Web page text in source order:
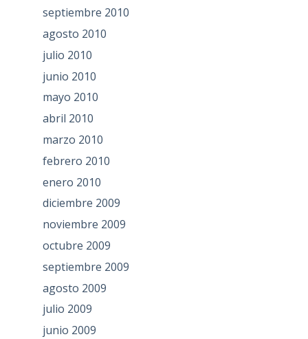
septiembre 2010
agosto 2010
julio 2010
junio 2010
mayo 2010
abril 2010
marzo 2010
febrero 2010
enero 2010
diciembre 2009
noviembre 2009
octubre 2009
septiembre 2009
agosto 2009
julio 2009
junio 2009